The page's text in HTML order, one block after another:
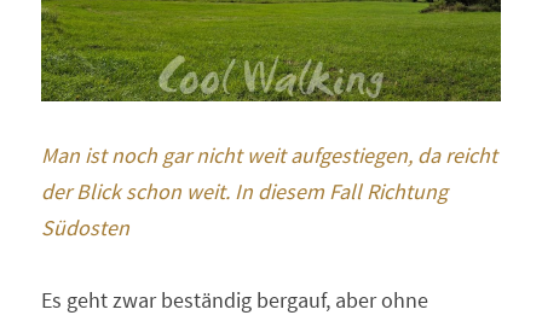
Man ist noch gar nicht weit aufgestiegen, da reicht
der Blick schon weit. In diesem Fall Richtung
Südosten
Es geht zwar beständig bergauf, aber ohne